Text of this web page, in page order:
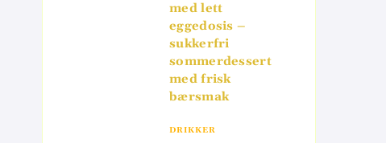
med lett
eggedosis –
sukkerfri
sommerdessert
med frisk
bærsmak
DRIKKER